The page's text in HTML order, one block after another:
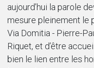
aujourd’hui la parole
mesure pleinement le
Via Domitia - Pierre-
Riquet, et d’être
bien le lien entre les